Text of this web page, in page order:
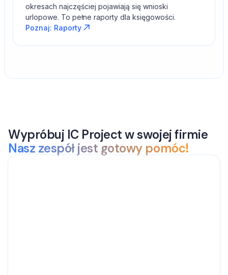
okresach najczęściej pojawiają się wnioski
urlopowe. To pełne raporty dla księgowości.
Poznaj: Raporty
Wypróbuj IC Project w swojej firmie
Nasz zespół jest gotowy pomóc!